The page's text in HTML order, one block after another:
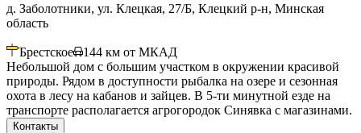
д. Заболотники, ул. Клецкая, 27/Б, Клецкий р-н, Минская
область
Брестское 144 км от МКАД
Небольшой дом с большим участком в окружении красивой
природы. Рядом в доступности рыбалка на озере и сезонная
охота в лесу на кабанов и зайцев. В 5-ти минутной езде на
транспорте располагается агрогородок Синявка с магазинами.
Контакты